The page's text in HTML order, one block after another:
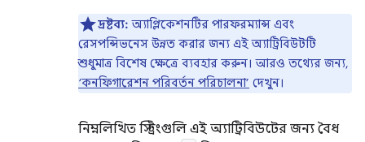
দ্রষ্টব্য: অ্যাপ্লিকেশনটির পারফরম্যান্স এবং
রেসপন্সিভনেস উন্নত করার জন্য এই অ্যাট্রিবিউটটি
শুধুমাত্র বিশেষ ক্ষেত্রে ব্যবহার করুন। আরও তথ্যের জন্য,
‘কনফিগারেশন পরিবর্তন পরিচালনা’ দেখুন।
নিম্নলিখিত স্ট্রিংগুলি এই অ্যাট্রিবিউটের জন্য বৈধ